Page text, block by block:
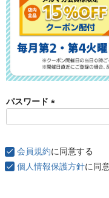
パスワード
)
会員規約に同意する
個人情報保護方針に同